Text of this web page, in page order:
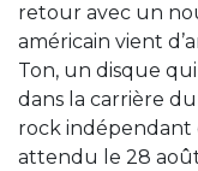
retour avec un
américain vient
Ton, un disque
dans la carrière
rock indépendant
attendu le 28